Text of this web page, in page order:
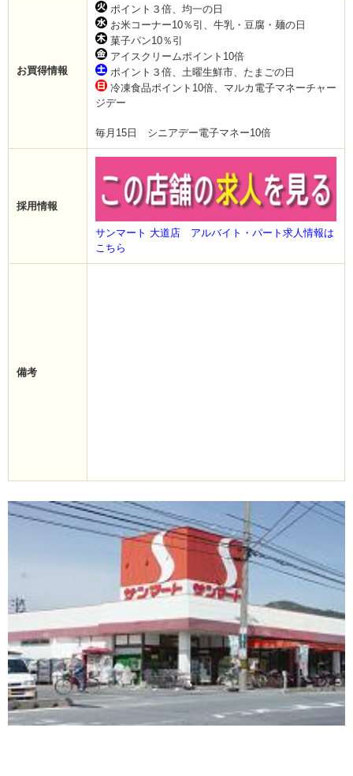
お買得情報
ポイント３倍、均一の日
お米コーナー10％引、牛乳・豆腐・麺の日
菓子パン10％引
アイスクリームポイント10倍
ポイント３倍、土曜生鮮市、たまごの日
冷凍食品ポイント10倍、マルカ電子マネーチャー
ジデー
毎月15日 シニアデー電子マネー10倍
採用情報
サンマート 大道店 アルバイト・パート求人情報は
こちら
備考